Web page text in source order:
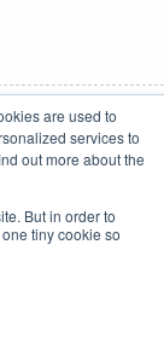
are used to
services to
out more about the
But in order to
tiny cookie so